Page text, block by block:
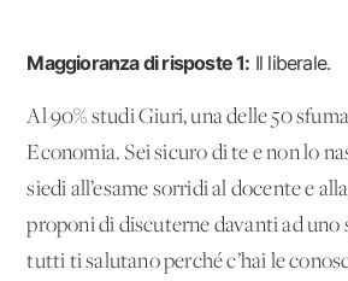
Maggioranza di risposte 1: Il liberale.
Al 90% studi Giuri, una delle 50
Economia. Sei sicuro di te e non lo
siedi all’esame sorridi al docente e
proponi di discuterne davanti ad
tutti ti salutano perché c’hai le